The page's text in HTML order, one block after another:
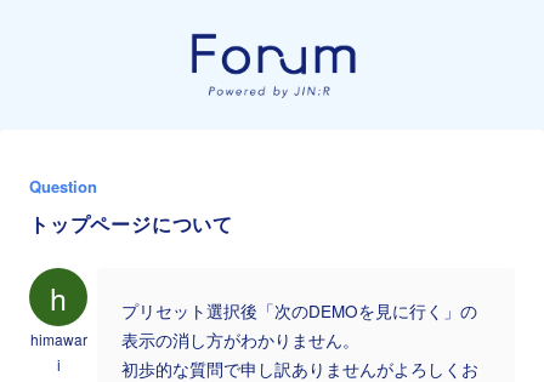
Question
トップページについて
h
himawar
i
プリセット選択後「次のDEMOを見に行く」の
表示の消し方がわかりません。
初歩的な質問で申し訳ありませんがよろしくお